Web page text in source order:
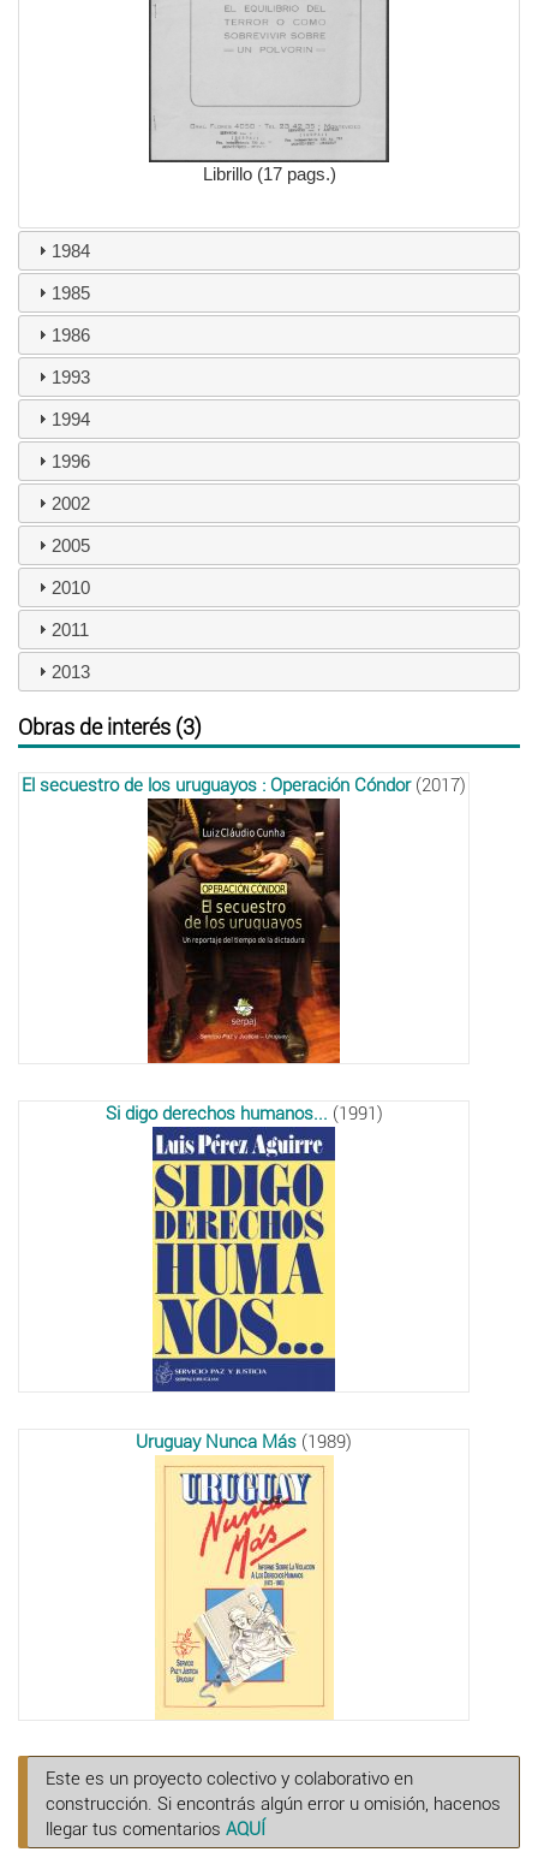
Librillo (17 pags.)
1984
1985
1986
1993
1994
1996
2002
2005
2010
2011
2013
Obras de interés (3)
El secuestro de los uruguayos : Operación Cóndor(2017)
Si digo derechos humanos... (1991)
Uruguay Nunca Más (1989)
Este es un proyecto colectivo y colaborativo en
construcción. Si encontrás algún error u omisión, hacenos
llegar tus comentarios AQUÍ